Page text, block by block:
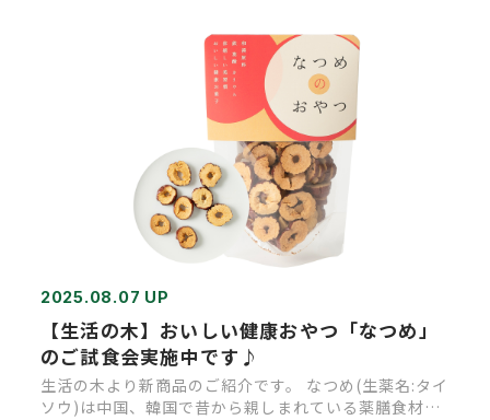
2025.08.07 UP
【生活の木】おいしい健康おやつ「なつめ」
のご試食会実施中です♪
生活の木より新商品のご紹介です。 なつめ(生薬名:タイ
ソウ)は中国、韓国で昔から親しまれている薬膳食材の